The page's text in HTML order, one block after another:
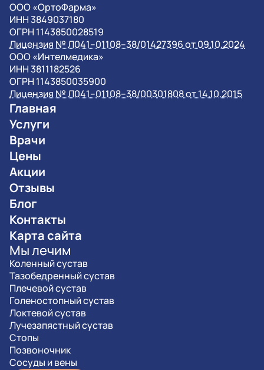
OOO «ОртоФарма»
ИНН 3849037180
ОГРН 1143850028519
Лицензия № Л041–01108–38/01427396 от 09.10.2024
OOO «Интелмедика»
ИНН 3811182526
ОГРН 1143850035900
Лицензия № Л041–01108–38/00301808 от 14.10.2015
Главная
Услуги
Врачи
Цены
Акции
Отзывы
Блог
Контакты
Карта сайта
Мы лечим
Коленный сустав
Тазобедренный сустав
Плечевой сустав
Голеностопный сустав
Локтевой сустав
Лучезапястный сустав
Стопы
Позвоночник
Сосуды и вены